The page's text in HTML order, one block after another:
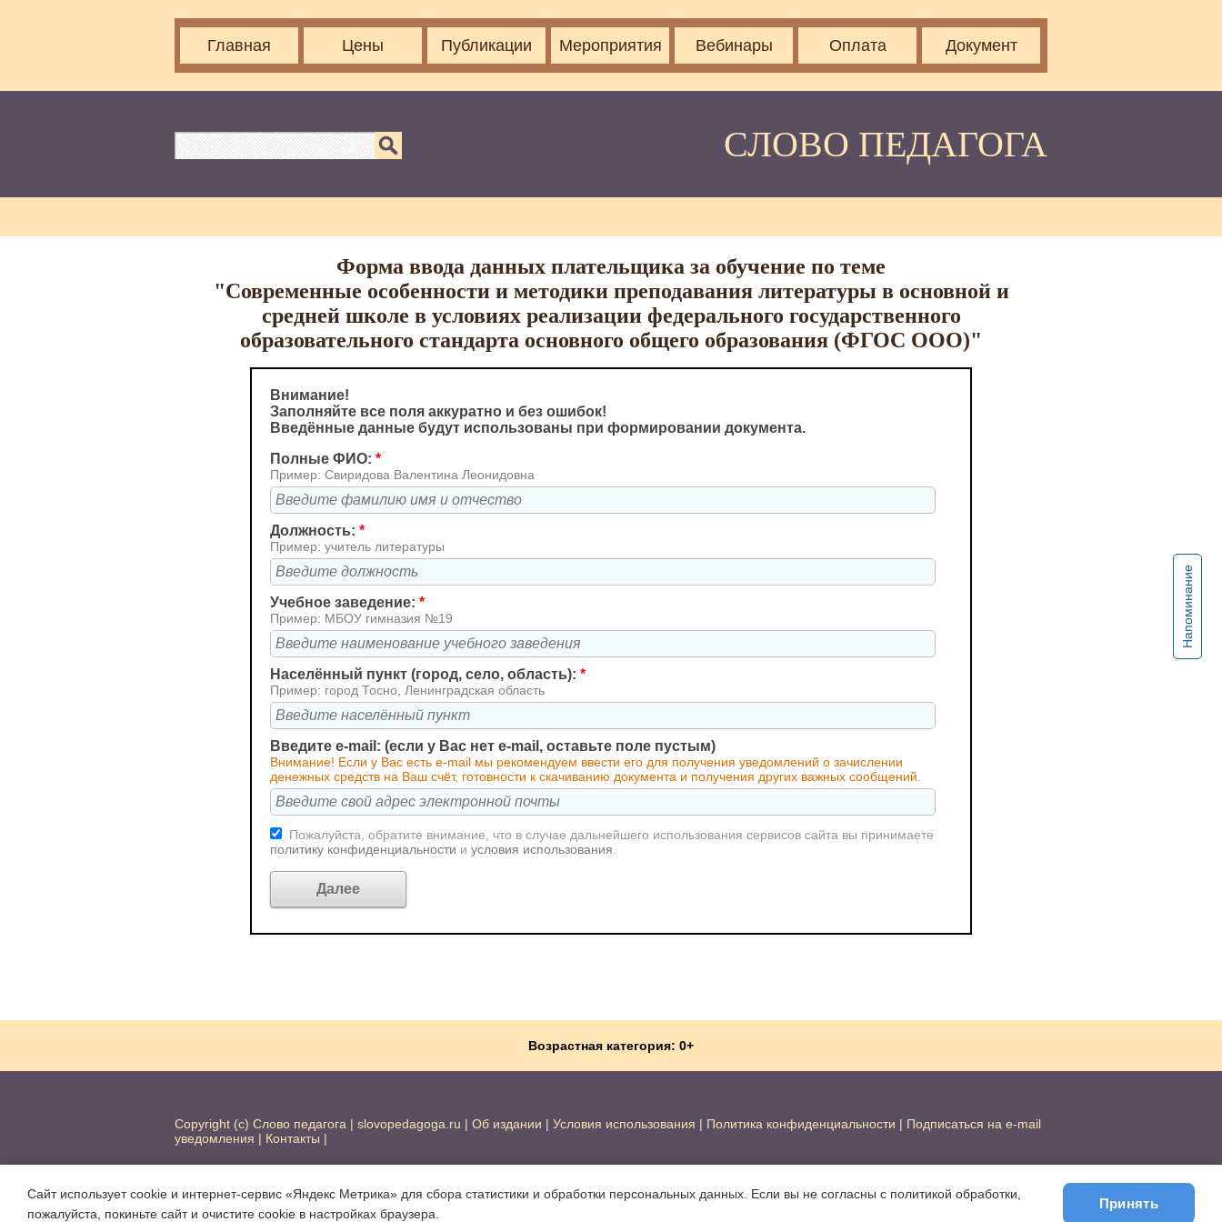
Главная Цены Публикации Мероприятия Вебинары Оплата Документ
СЛОВО ПЕДАГОГА
Напоминание
Форма ввода данных плательщика за обучение по теме
"Современные особенности и методики преподавания литературы в основной и
средней школе в условиях реализации федерального государственного
образовательного стандарта основного общего образования (ФГОС ООО)"
Внимание!
Заполняйте все поля аккуратно и без ошибок!
Введённые данные будут использованы при формировании документа.
Полные ФИО: *
Пример: Свиридова Валентина Леонидовна
Должность: *
Пример: учитель литературы
Учебное заведение: *
Пример: МБОУ гимназия №19
Населённый пункт (город, село, область): *
Пример: город Тосно, Ленинградская область
Введите e-mail: (если у Вас нет e-mail, оставьте поле пустым)
Внимание! Если у Вас есть e-mail мы рекомендуем ввести его для получения уведомлений о зачислении
денежных средств на Ваш счёт, готовности к скачиванию документа и получения других важных сообщений.
Пожалуйста, обратите внимание, что в случае дальнейшего использования сервисов сайта вы принимаете
политику конфиденциальности и условия использования
Возрастная категория: 0+
Copyright (c) Слово педагога | slovopedagoga.ru | Об издании | Условия использования | Политика конфиденциальности | Подписаться на e-mail
уведомления | Контакты |
Сайт использует cookie и интернет-сервис «Яндекс Метрика» для сбора статистики и обработки персональных данных. Если вы не согласны с политикой обработки,
пожалуйста, покиньте сайт и очистите cookie в настройках браузера.
Принять